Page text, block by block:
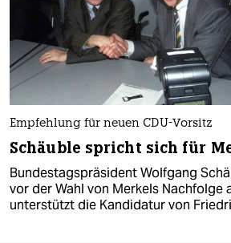
Empfehlung für neuen CDU-Vorsitz
Schäuble spricht sich für
Bundestagspräsident Wolfgang
vor der Wahl von Merkels Nachfolge
unterstützt die Kandidatur von